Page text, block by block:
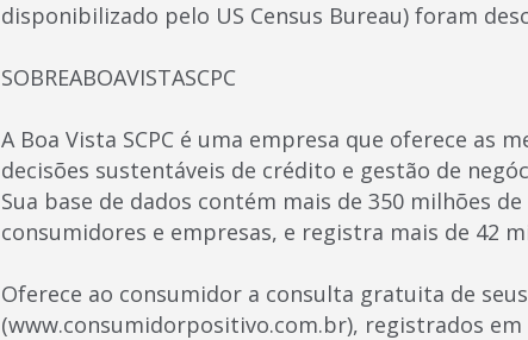
disponibilizado pelo US Census Bureau) foram
SOBREABOAVISTASCPC
A Boa Vista SCPC é uma empresa que oferece as
decisões sustentáveis de crédito e gestão de
Sua base de dados contém mais de 350 milhões
consumidores e empresas, e registra mais de 42
Oferece ao consumidor a consulta gratuita de
(www.consumidorpositivo.com.br), registrados